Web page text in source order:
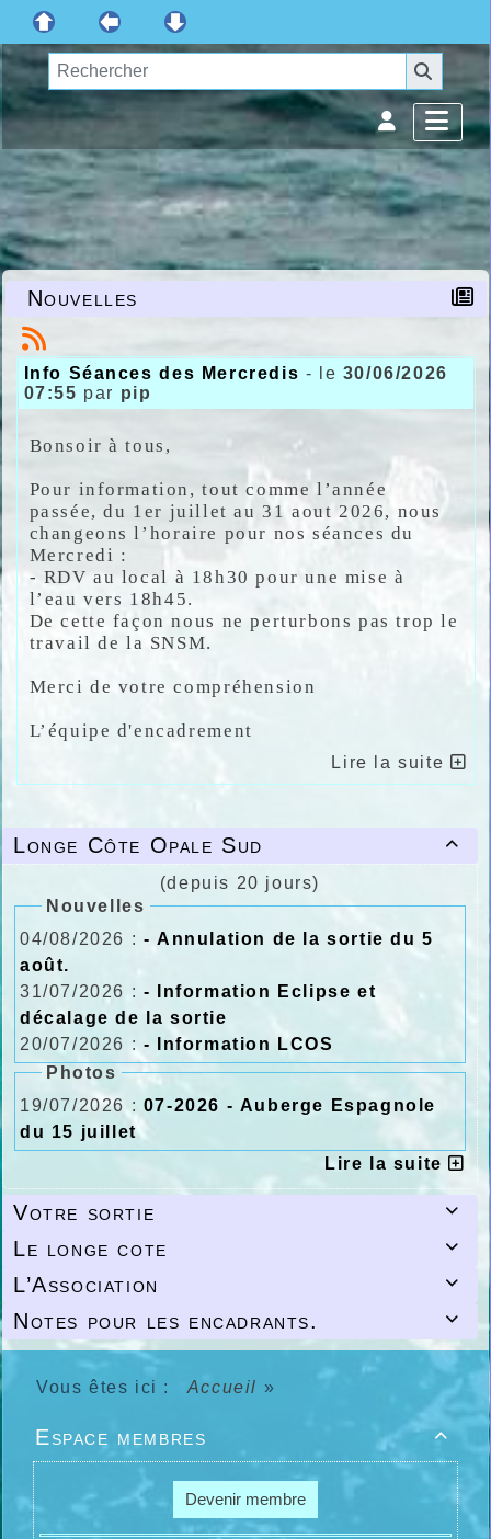

Longe Côte Opale Sud
(depuis 20 jours)
Nouvelles
04/08/2026 : - Annulation de la sortie du 5
août.
31/07/2026 : - Information Eclipse et
décalage de la sortie
20/07/2026 : - Information LCOS
Photos
19/07/2026 : 07-2026 - Auberge Espagnole
du 15 juillet
Lire la suite

Votre sortie

Le longe cote

L’Association

Notes pour les encadrants.
Nouvelles
Info Séances des Mercredis - le 30/06/2026
07:55 par pip
Bonsoir à tous,
Pour information, tout comme l’année
passée,du 1er juillet au 31 aout 2026, nous
changeons l’horaire pour nos séances du
Mercredi :
- RDV au local à 18h30 pour une mise à
l’eauvers 18h45.
De cette façon nous ne perturbons pas trop le
travail de la SNSM.
Merci de votre compréhension
L’équipe d'encadrement
Lire la suite
Vous êtes ici : Accueil »

Espace membres
Devenir membre